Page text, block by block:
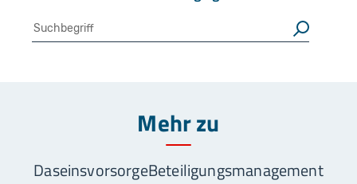
Suche Suchen
Mehr zu
DaseinsvorsorgeBeteiligungsmanagement